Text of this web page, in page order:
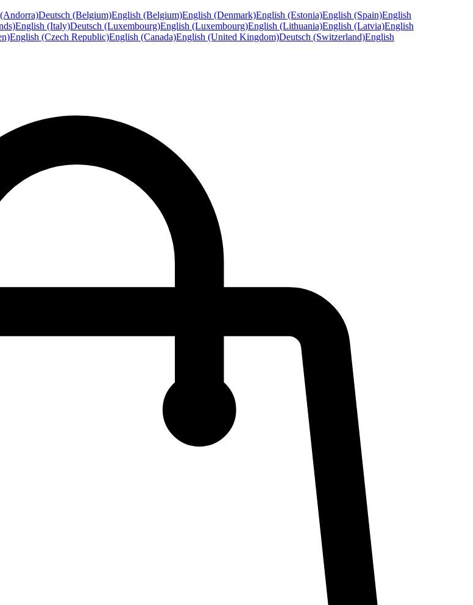
Deutsch (Belgium)English (Belgium)English (Denmark)English (Estonia)English (Spain)English
English (Italy)Deutsch (Luxembourg)English (Luxembourg)English (Lithuania)English (Latvia)English
English (Czech Republic)English (Canada)English (United Kingdom)Deutsch (Switzerland)English